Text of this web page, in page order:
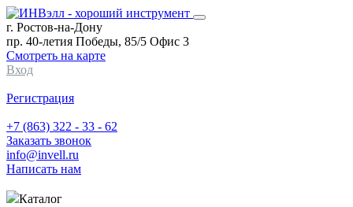
г. Ростов-на-Дону
пр. 40-летия Победы, 85/5 Офис 3
Смотреть на карте
Вход
Регистрация
+7 (863) 322 - 33 - 62
Заказать звонок
info@invell.ru
Написать нам
Каталог